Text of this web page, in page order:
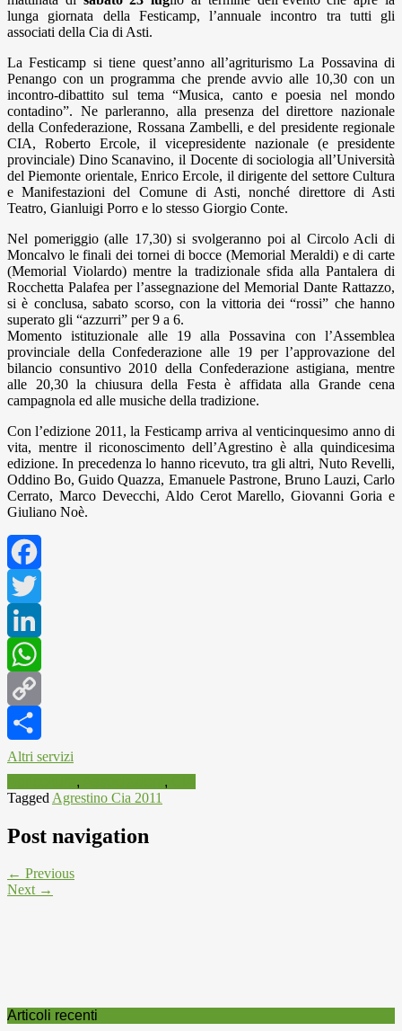
lunga giornata della Festicamp, l’annuale incontro tra tutti gli
associati della Cia di Asti.
La Festicamp si tiene quest’anno all’agriturismo La Possavina di
Penango con un programma che prende avvio alle 10,30 con un
incontro-dibattito sul tema “Musica, canto e poesia nel mondo
contadino”. Ne parleranno, alla presenza del direttore nazionale
della Confederazione, Rossana Zambelli, e del presidente regionale
CIA, Roberto Ercole, il vicepresidente nazionale (e presidente
provinciale) Dino Scanavino, il Docente di sociologia all’Università
del Piemonte orientale, Enrico Ercole, il dirigente del settore Cultura
e Manifestazioni del Comune di Asti, nonché direttore di Asti
Teatro, Gianluigi Porro e lo stesso Giorgio Conte.
Nel pomeriggio (alle 17,30) si svolgeranno poi al Circolo Acli di
Moncalvo le finali dei tornei di bocce (Memorial Meraldi) e di carte
(Memorial Violardo) mentre la tradizionale sfida alla Pantalera di
Rocchetta Palafea per l’assegnazione del Memorial Dante Rattazzo,
si è conclusa, sabato scorso, con la vittoria dei “rossi” che hanno
superato gli “azzurri” per 9 a 6.
Momento istituzionale alle 19 alla Possavina con l’Assemblea
provinciale della Confederazione alle 19 per l’approvazione del
bilancio consuntivo 2010 della Confederazione astigiana, mentre
alle 20,30 la chiusura della Festa è affidata alla Grande cena
campagnola ed alle musiche della tradizione.
Con l’edizione 2011, la Festicamp arriva al venticinquesimo anno di
vita, mentre il riconoscimento dell’Agrestino è alla quindicesima
edizione. In precedenza lo hanno ricevuto, tra gli altri, Nuto Revelli,
Oddino Bo, Guido Quazza, Emanuele Pastrone, Bruno Lauzi, Carlo
Cerrato, Marco Devecchi, Aldo Cerot Marello, Giovanni Goria e
Giuliano Noè.
Facebook
Twitter
LinkedIn
WhatsApp
Copy
Link
Altri servizi
, ,
Tagged Agrestino Cia 2011
Post navigation
← Previous
Next →
Articoli recenti